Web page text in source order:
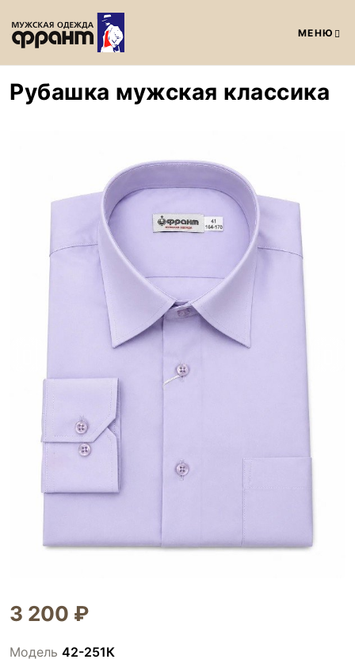
МЕНЮ
Рубашка мужская классика
3 200 ₽
Модель 42-251К